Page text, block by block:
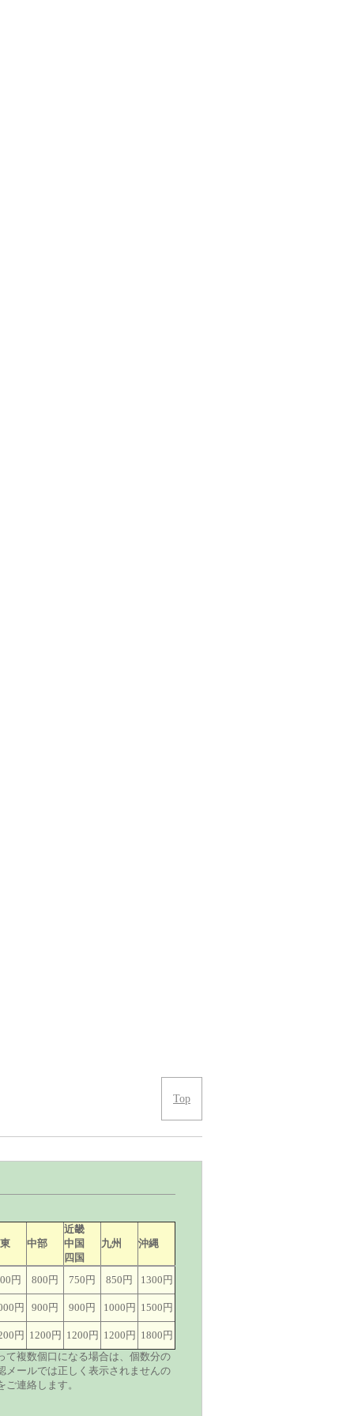
Top
中部
近畿
中国
四国
九州 沖縄
円 800円 750円 850円 1300円
円 900円 900円 1000円 1500円
円 1200円 1200円 1200円 1800円
複数個口になる場合は、個数分の
メールでは正しく表示されませんの
連絡します。